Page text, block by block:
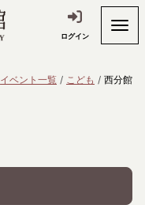
ログイン
イベント一覧 こども 西分館